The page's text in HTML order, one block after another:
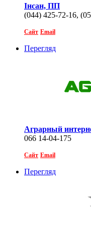
Інсан, ПП
(044) 425-72-16,
Сайт Email
Перегляд
Аграрный
066 14-04-175
Сайт Email
Перегляд